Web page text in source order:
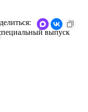
выпуск